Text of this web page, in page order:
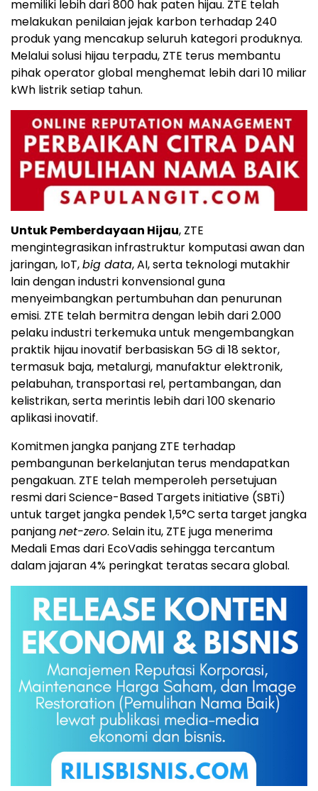
memiliki lebih dari 800 hak paten hijau. ZTE telah
melakukan penilaian jejak karbon terhadap 240
produk yang mencakup seluruh kategori produknya.
Melalui solusi hijau terpadu, ZTE terus membantu
pihak operator global menghemat lebih dari 10 miliar
kWh listrik setiap tahun.
Untuk Pemberdayaan Hijau, ZTE
mengintegrasikan infrastruktur komputasi awan dan
jaringan, IoT,big data, AI, serta teknologi mutakhir
lain dengan industri konvensional guna
menyeimbangkan pertumbuhan dan penurunan
emisi. ZTE telah bermitra dengan lebih dari 2.000
pelaku industri terkemuka untuk mengembangkan
praktik hijau inovatif berbasiskan 5G di 18 sektor,
termasuk baja, metalurgi, manufaktur elektronik,
pelabuhan, transportasi rel, pertambangan, dan
kelistrikan, serta merintis lebih dari 100 skenario
aplikasi inovatif.
Komitmen jangka panjang ZTE terhadap
pembangunan berkelanjutan terus mendapatkan
pengakuan. ZTE telah memperoleh persetujuan
resmi dari Science-Based Targets initiative (SBTi)
untuk target jangka pendek 1,5°C serta target jangka
panjangnet-zero. Selain itu, ZTE juga menerima
Medali Emas dari EcoVadis sehingga tercantum
dalam jajaran 4% peringkat teratas secara global.